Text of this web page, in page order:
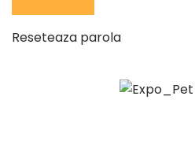
Reseteaza parola